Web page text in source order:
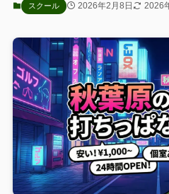
スクール 2026年2月8日 2026